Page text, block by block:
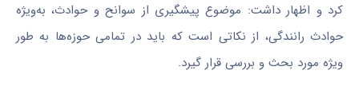
کرد و اظهار داشت: موضوع پیشگیری از سوانح و حوادث، به‌ویژه
حوادث رانندگی، از نکاتی است که باید در تمامی حوزه‌ها به طور
ویژه مورد بحث و بررسی قرار گیرد.